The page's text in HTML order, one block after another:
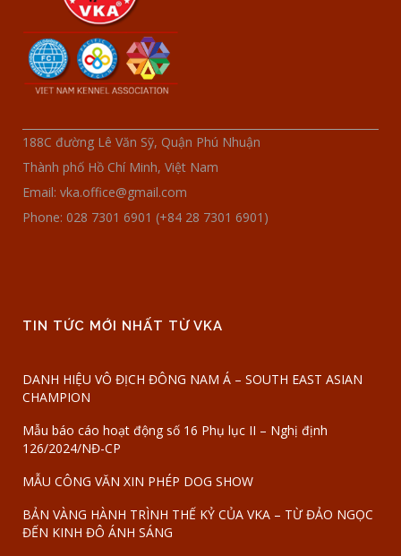
188C đường Lê Văn Sỹ, Quận Phú Nhuận
Thành phố Hồ Chí Minh, Việt Nam
Email: vka.office@gmail.com
Phone: 028 7301 6901 (+84 28 7301 6901)
TIN TỨC MỚI NHẤT TỪ VKA
DANH HIỆU VÔ ĐỊCH ĐÔNG NAM Á – SOUTH EAST ASIAN
CHAMPION
Mẫu báo cáo hoạt động số 16 Phụ lục II – Nghị định
126/2024/NĐ-CP
MẪU CÔNG VĂN XIN PHÉP DOG SHOW
BẢN VÀNG HÀNH TRÌNH THẾ KỶ CỦA VKA – TỪ ĐẢO NGỌC
ĐẾN KINH ĐÔ ÁNH SÁNG